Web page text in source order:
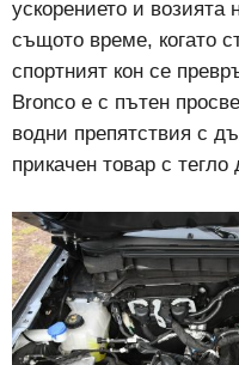
ускорението и возията
същото време, когато
спортният кон се
Bronco e с пътен
водни препятствия с
прикачен товар с